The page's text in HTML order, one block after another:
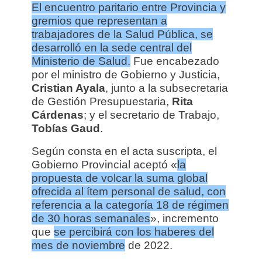
El encuentro paritario entre Provincia y
gremios que representan a
trabajadores de la Salud Pública, se
desarrolló en la sede central del
Ministerio de Salud. Fue encabezado
por el ministro de Gobierno y Justicia,
Cristian Ayala, junto a la subsecretaria
de Gestión Presupuestaria, Rita
Cárdenas; y el secretario de Trabajo,
Tobías Gaud .
Según consta en el acta suscripta, el
Gobierno Provincial aceptó « la
propuesta de volcar la suma global
ofrecida al ítem personal de salud, con
referencia a la categoría 18 de régimen
de 30 horas semanales», incremento
que se percibirá con los haberes del
mes de noviembre de 2022.